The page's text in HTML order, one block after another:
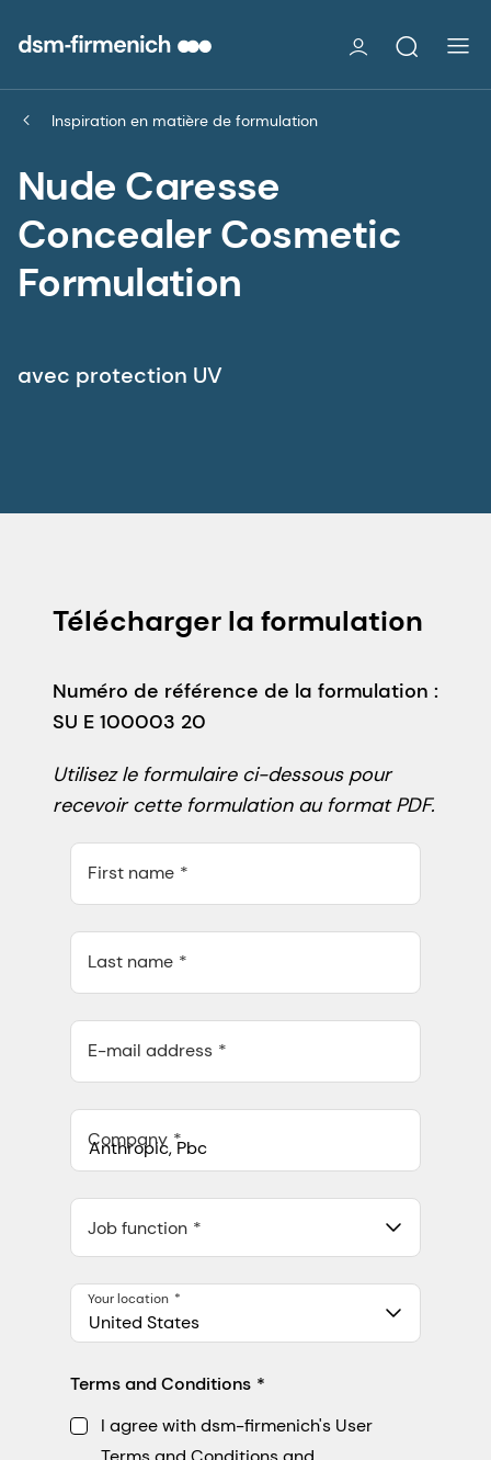
Inspiration en matière de formulation
Nude Caresse
Concealer Cosmetic
Formulation
avec protection UV
Télécharger la formulation
Numéro de référence de la formulation :
SU E 100003 20
Utilisez le formulaire ci-dessous pour
recevoir cette formulation au format PDF.
First name
Last name
E-mail address
Company
548 Market St Pmb 90375, San Francisco, California, US
Job function
United States
Your location
Terms and Conditions
I agree with dsm-firmenich's User